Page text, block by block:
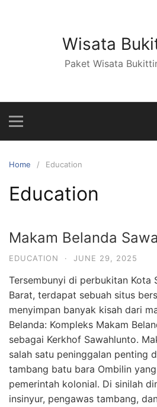
Wisata
Paket Wisata
Home Education
Education
Makam Belanda
EDUCATION · JUNE 29, 2025
Tersembunyi di perbukitan Kota
Barat, terdapat sebuah situs
menyimpan banyak kisah dari
Belanda: Kompleks Makam
sebagai Kerkhof Sawahlunto.
salah satu peninggalan penting
tambang batu bara Ombilin
pemerintah kolonial. Di sinilah
insinyur, pengawas tambang,